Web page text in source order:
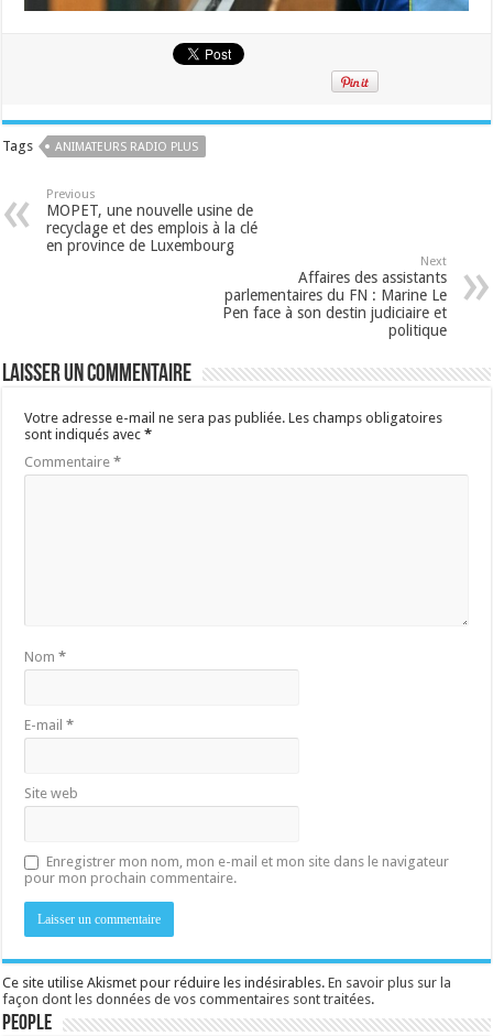
Tags ANIMATEURS RADIO PLUS
Previous
MOPET, une nouvelle usine de
recyclage et des emplois à la clé
en province de Luxembourg
Next
Affaires des assistants
parlementaires du FN : Marine Le
Pen face à son destin judiciaire et
politique
Laisser un commentaire
Votre adresse e-mail ne sera pas publiée. Les champs obligatoires
sont indiqués avec*
Commentaire*
Nom*
E-mail*
Site web
Enregistrer mon nom, mon e-mail et mon site dans le navigateur
pour mon prochain commentaire.
Ce site utilise Akismet pour réduire les indésirables.En savoir plus sur la
façon dont les données de vos commentaires sont traitées.
People